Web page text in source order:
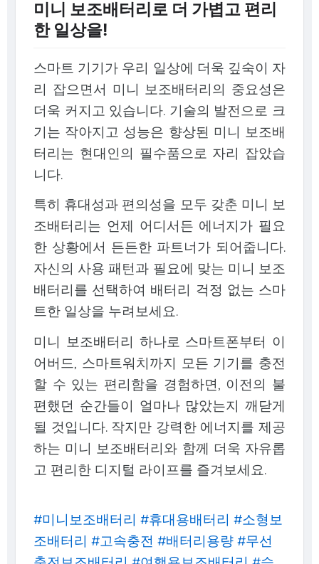
미니 보조배터리로 더 가볍고 편리
한 일상을!
스마트 기기가 우리 일상에 더욱 깊숙이 자
리 잡으면서 미니 보조배터리의 중요성은
더욱 커지고 있습니다. 기술의 발전으로 크
기는 작아지고 성능은 향상된 미니 보조배
터리는 현대인의 필수품으로 자리 잡았습
니다.
특히 휴대성과 편의성을 모두 갖춘 미니 보
조배터리는 언제 어디서든 에너지가 필요
한 상황에서 든든한 파트너가 되어줍니다.
자신의 사용 패턴과 필요에 맞는 미니 보조
배터리를 선택하여 배터리 걱정 없는 스마
트한 일상을 누려보세요.
미니 보조배터리 하나로 스마트폰부터 이
어버드, 스마트워치까지 모든 기기를 충전
할 수 있는 편리함을 경험하면, 이전의 불
편했던 순간들이 얼마나 많았는지 깨닫게
될 것입니다. 작지만 강력한 에너지를 제공
하는 미니 보조배터리와 함께 더욱 자유롭
고 편리한 디지털 라이프를 즐겨보세요.
#미니보조배터리 #휴대용배터리 #소형보
조배터리 #고속충전 #배터리용량 #무선